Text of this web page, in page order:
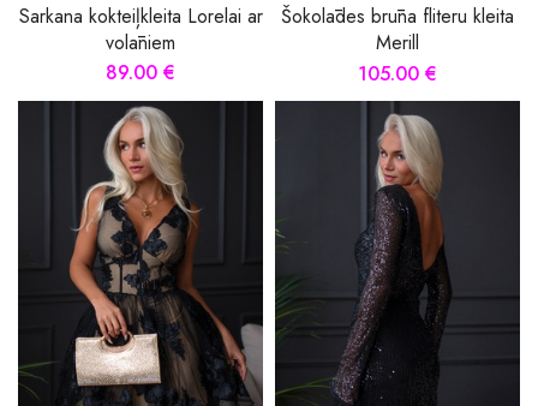
Sarkana kokteiļkleita Lorelai ar
volāniem
89.00 €
Šokolādes brūna fliteru kleita
Merill
105.00 €